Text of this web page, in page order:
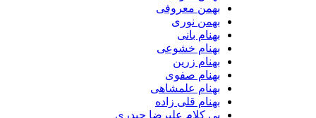
بهمن معروفی
بهمن نوری
بهنام بانی
بهنام خشوعی
بهنام زرین
بهنام صفوی
بهنام علمشاهی
بهنام قلی زاده
بی کلام علیرضا حیدری